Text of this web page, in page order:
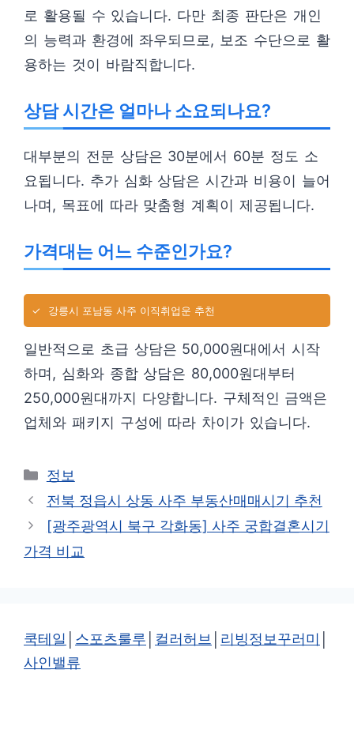
로 활용될 수 있습니다. 다만 최종 판단은 개인
의 능력과 환경에 좌우되므로, 보조 수단으로 활
용하는 것이 바람직합니다.
상담 시간은 얼마나 소요되나요?
대부분의 전문 상담은 30분에서 60분 정도 소
요됩니다. 추가 심화 상담은 시간과 비용이 늘어
나며, 목표에 따라 맞춤형 계획이 제공됩니다.
가격대는 어느 수준인가요?
✓ 강릉시 포남동 사주 이직취업운 추천
일반적으로 초급 상담은 50,000원대에서 시작
하며, 심화와 종합 상담은 80,000원대부터
250,000원대까지 다양합니다. 구체적인 금액은
업체와 패키지 구성에 따라 차이가 있습니다.
카
테
리
정보
전북 정읍시 상동 사주 부동산매매시기 추천
[광주광역시 북구 각화동] 사주 궁합결혼시기
가격 비교
쿡테일 스포츠룰루 컬러허브 리빙정보꾸러미
사인밸류